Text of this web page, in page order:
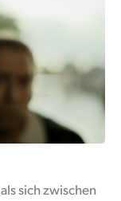
sich zwischen